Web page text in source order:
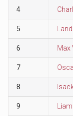
4
5
6 Max
7
8
9